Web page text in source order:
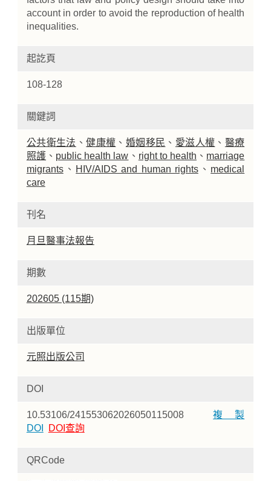
account in order to avoid the reproduction of health
inequalities.
起訖頁
108-128
關鍵詞
公共衛生法 、健康權 、 婚姻移民 、 愛滋人權 、 醫療
照護 、 public health law 、 right to health 、 marriage
migrants、 HIV/AIDS and human rights、 medical
care
刊名
月旦醫事法報告
期數
202605 (115期)
出版單位
元照出版公司
DOI
10.53106/241553062026050115008複製
DOI
DOI查詢
QRCode